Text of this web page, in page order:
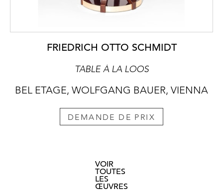
FRIEDRICH OTTO SCHMIDT
TABLE À LA LOOS
BEL ETAGE, WOLFGANG BAUER, VIENNA
DEMANDE DE PRIX
VOIR
TOUTES
LES
ŒUVRES